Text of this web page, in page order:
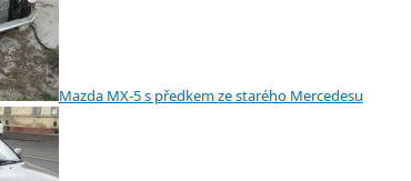
Mazda MX-5 s předkem ze starého Mercedesu